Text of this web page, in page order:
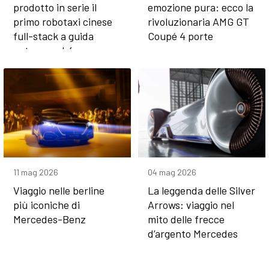
prodotto in serie il
primo robotaxi cinese
full-stack a guida
autonoma L4
emozione pura: ecco la
rivoluzionaria AMG GT
Coupé 4 porte
11 mag 2026
Viaggio nelle berline
più iconiche di
Mercedes-Benz
04 mag 2026
La leggenda delle Silver
Arrows: viaggio nel
mito delle frecce
d’argento Mercedes